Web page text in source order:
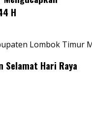
H
Lombok Timur
Selamat Hari Raya